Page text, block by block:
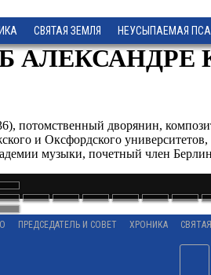
СВЯТАЯ ЗЕМЛЯ НЕУСЫПАЕМАЯ
потомственный дворянин,
и Оксфордского
музыки, почетный член
ПРЕДСЕДАТЕЛЬ И СОВЕТ ХРОНИКА